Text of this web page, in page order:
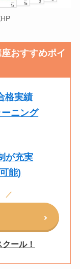
おすすめポイ
格実績
ニング
が充実
能)
ール！